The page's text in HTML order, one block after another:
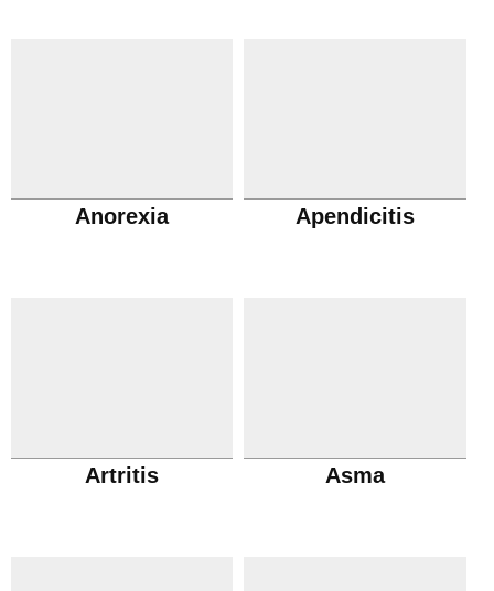
Anorexia Apendicitis
Artritis Asma